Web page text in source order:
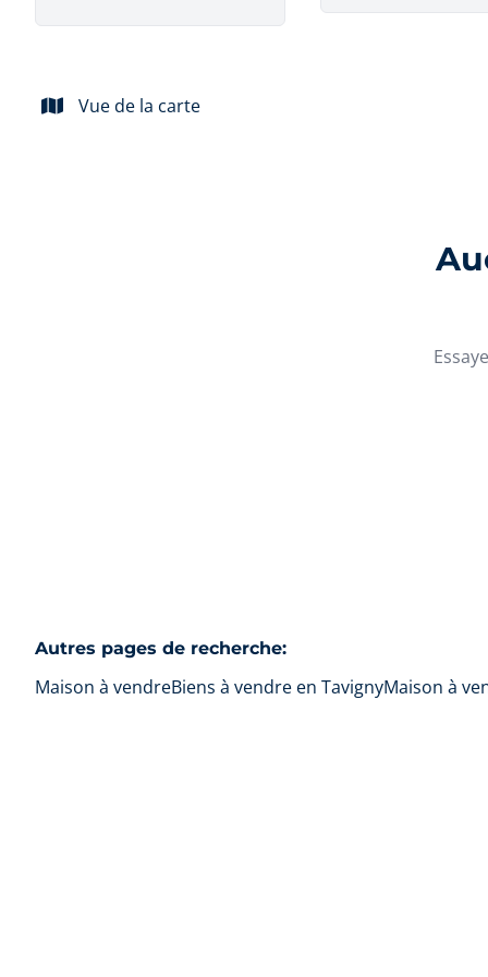
Vue de la carte
Autres pages de recherche:
Maison à vendreBiens à vendre en TavignyMaison à